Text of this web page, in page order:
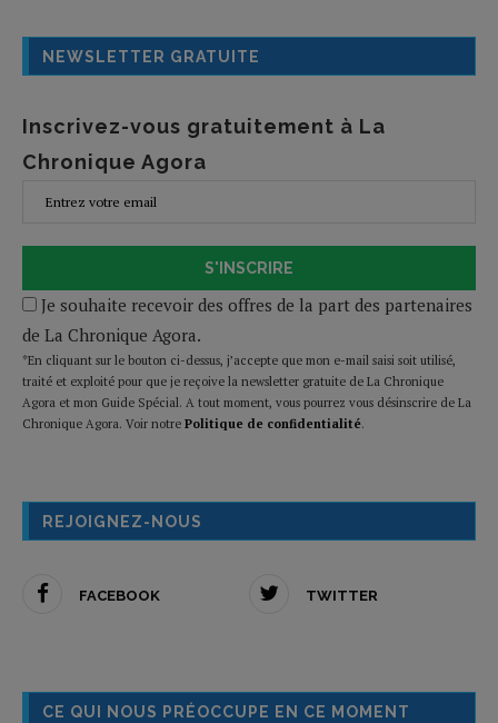
NEWSLETTER GRATUITE
Inscrivez-vous gratuitement à La
Chronique Agora
S'INSCRIRE
Je souhaite recevoir des offres de la part des partenaires
de La Chronique Agora.
*En cliquant sur le bouton ci-dessus, j’accepte que mon e-mail saisi soit utilisé,
traité et exploité pour que je reçoive la newsletter gratuite de La Chronique
Agora et mon Guide Spécial. A tout moment, vous pourrez vous désinscrire de La
Chronique Agora. Voir notre Politique de confidentialité.
REJOIGNEZ-NOUS
FACEBOOK TWITTER
CE QUI NOUS PRÉOCCUPE EN CE MOMENT